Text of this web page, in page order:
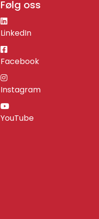
Følg oss
LinkedIn
Facebook
Instagram
YouTube